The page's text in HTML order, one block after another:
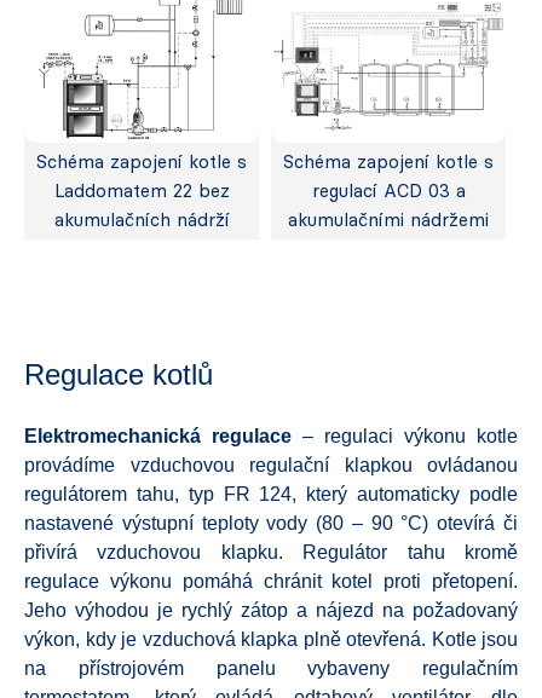
Schéma zapojení kotle s
Laddomatem 22 bez
akumulačních nádrží
Schéma zapojení kotle s
regulací ACD 03 a
akumulačními nádržemi
Regulace kotlů
Elektromechanická regulace – regulaci výkonu kotle
provádíme vzduchovou regulační klapkou ovládanou
regulátorem tahu, typ FR 124, který automaticky podle
nastavené výstupní teploty vody (80 – 90 °C) otevírá či
přivírá vzduchovou klapku. Regulátor tahu kromě
regulace výkonu pomáhá chránit kotel proti přetopení.
Jeho výhodou je rychlý zátop a nájezd na požadovaný
výkon, kdy je vzduchová klapka plně otevřená. Kotle jsou
na přístrojovém panelu vybaveny regulačním